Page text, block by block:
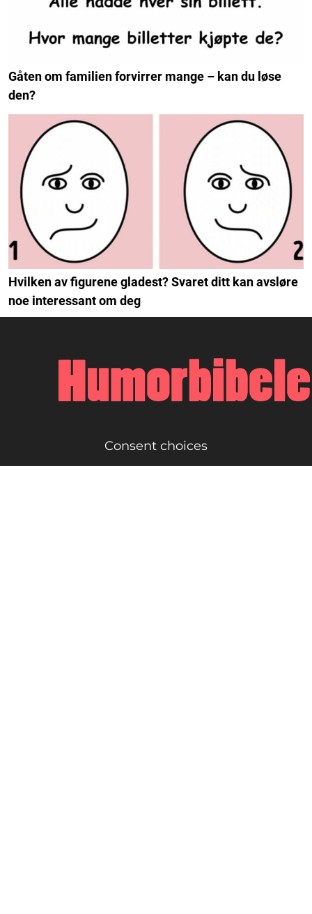
Gåten om familien forvirrer mange – kan du løse
den?
Hvilken av figurene gladest? Svaret ditt kan avsløre
noe interessant om deg
Consent choices